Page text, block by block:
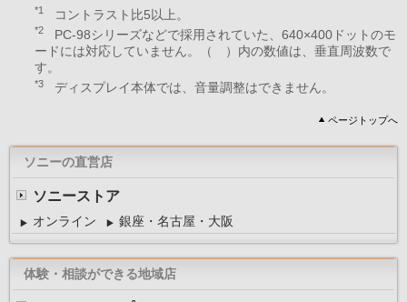
*1 コントラスト比5以上。
*2
PC-98シリーズなどで採用されていた、640×400ドットのモ
ードには対応していません。（ ）内の数値は、垂直周波数で
す。
*3 ディスプレイ本体では、音量調整はできません。
ページトップへ
ソニーの直営店
ソニーストア
オンライン 銀座・名古屋・大阪
体験・相談ができる地域店